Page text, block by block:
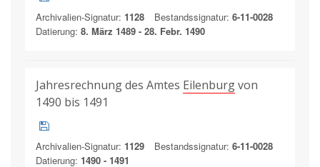
Archivalien-Signatur: 1128 Bestandssignatur: 6-11-0028
Datierung: 8. März 1489 - 28. Febr. 1490
Jahresrechnung des Amtes Eilenburgvon
1490 bis 1491
Archivalien-Signatur: 1129 Bestandssignatur: 6-11-0028
Datierung: 1490 - 1491